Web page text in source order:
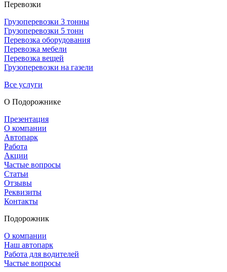
Перевозки
Грузоперевозки 3 тонны
Грузоперевозки 5 тонн
Перевозка оборудования
Перевозка мебели
Перевозка вещей
Грузоперевозки на газели
Все услуги
О Подорож­нике
Презентация
О компании
Автопарк
Работа
Акции
Частые вопросы
Статьи
Отзывы
Реквизиты
Контакты
Подорожник
О компании
Наш автопарк
Работа для водителей
Частые вопросы